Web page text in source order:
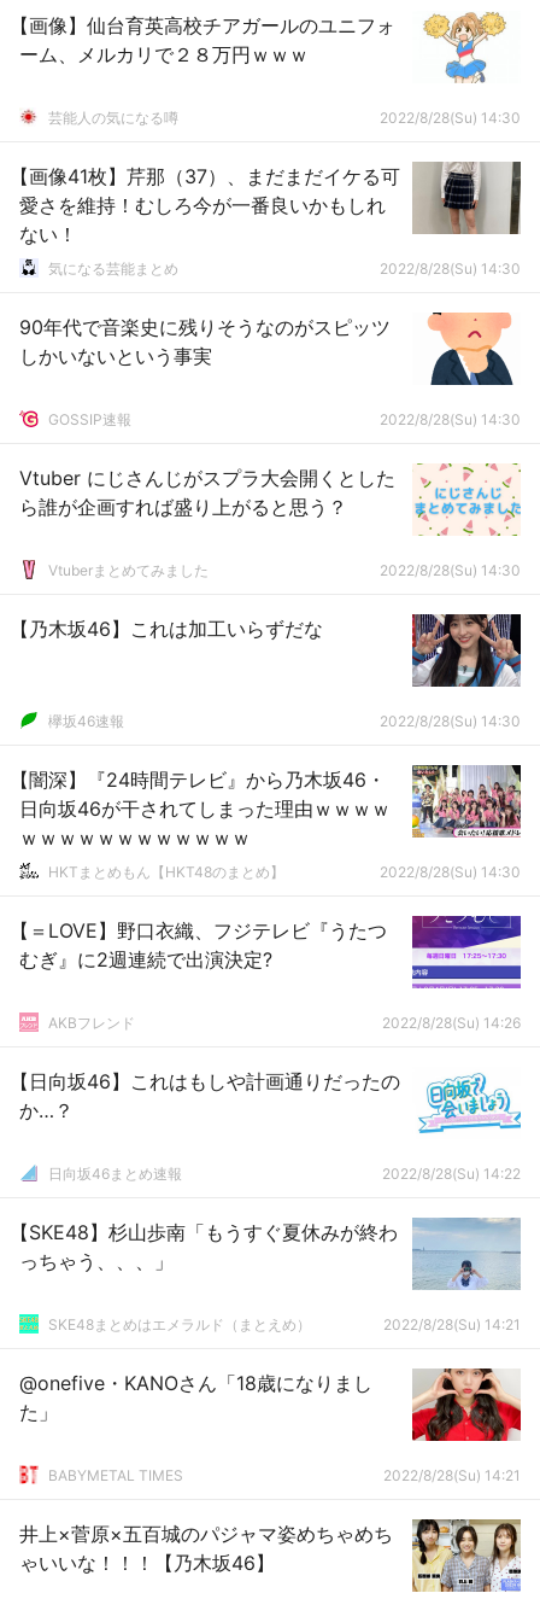
【画像】仙台育英高校チアガールのユニフォ
ーム、メルカリで２８万円ｗｗｗ
芸能人の気になる噂 2022/8/28(Su) 14:30
【画像41枚】芹那（37）、まだまだイケる可
愛さを維持！むしろ今が一番良いかもしれ
ない！
気になる芸能まとめ 2022/8/28(Su) 14:30
90年代で音楽史に残りそうなのがスピッツ
しかいないという事実
GOSSIP速報 2022/8/28(Su) 14:30
Vtuber にじさんじがスプラ大会開くとした
ら誰が企画すれば盛り上がると思う？
Vtuberまとめてみました 2022/8/28(Su) 14:30
【乃木坂46】これは加工いらずだな
欅坂46速報 2022/8/28(Su) 14:30
【闇深】『24時間テレビ』から乃木坂46・
日向坂46が干されてしまった理由ｗｗｗｗ
ｗｗｗｗｗｗｗｗｗｗｗｗ
HKTまとめもん【HKT48のまとめ】 2022/8/28(Su) 14:30
【＝LOVE】野口衣織、フジテレビ『うたつ
むぎ』に2週連続で出演決定?
AKBフレンド 2022/8/28(Su) 14:26
【日向坂46】これはもしや計画通りだったの
か…？
日向坂46まとめ速報 2022/8/28(Su) 14:22
【SKE48】杉山歩南「もうすぐ夏休みが終わ
っちゃう、、、」
SKE48まとめはエメラルド（まとえめ） 2022/8/28(Su) 14:21
@onefive・KANOさん「18歳になりまし
た」
BABYMETAL TIMES 2022/8/28(Su) 14:21
井上×菅原×五百城のパジャマ姿めちゃめち
ゃいいな！！！【乃木坂46】